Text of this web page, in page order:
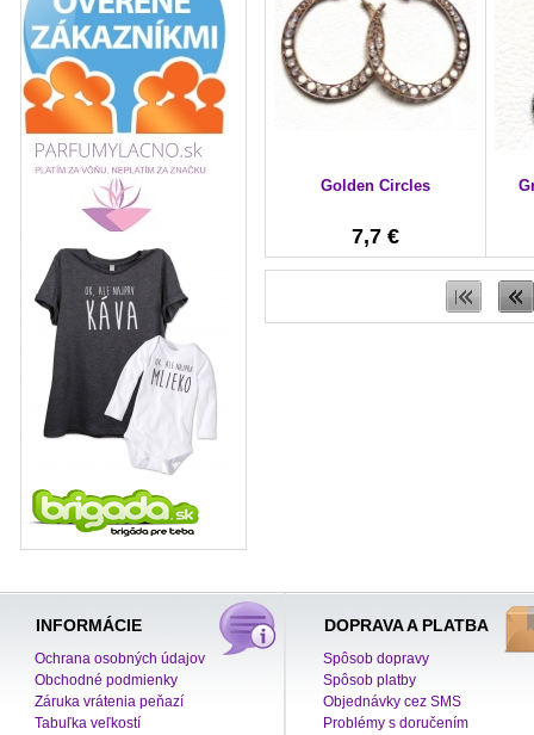
Golden Circles
7,7 €
INFORMÁCIE
Ochrana osobných údajov
Obchodné podmienky
Záruka vrátenia peňazí
Tabuľka veľkostí
DOPRAVA A PLATBA
Spôsob dopravy
Spôsob platby
Objednávky cez SMS
Problémy s doručením